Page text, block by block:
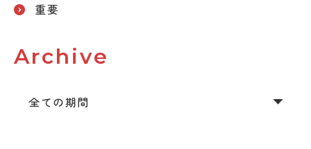
重要
Archive